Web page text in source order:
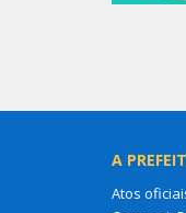
A
Atos